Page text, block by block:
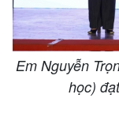
Em Nguyễn
học)